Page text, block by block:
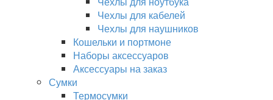
Чехлы для кабелей
Чехлы для наушников
Кошельки и портмоне
Наборы аксессуаров
Аксессуары на заказ
Сумки
Термосумки